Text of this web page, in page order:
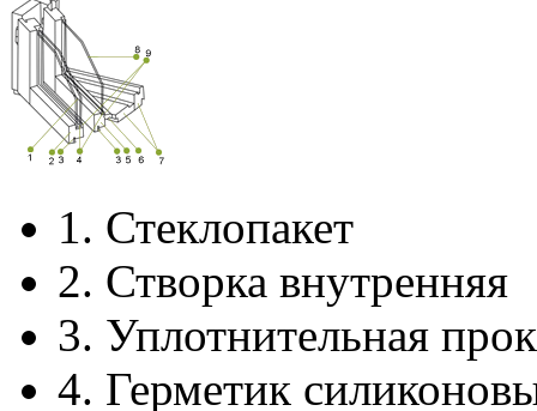
1. Стеклопакет
2. Створка внутренняя
3. Уплотнительная
4. Герметик